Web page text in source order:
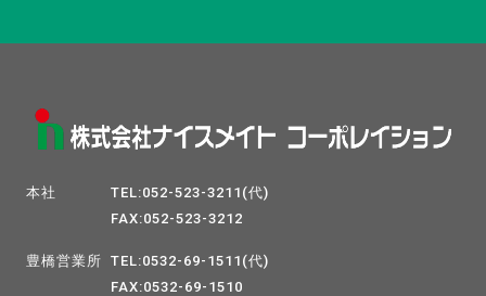
本社 TEL:052-523-3211(代)
FAX:052-523-3212
豊橋営業所 TEL:0532-69-1511(代)
FAX:0532-69-1510